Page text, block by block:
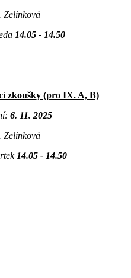
Zelinková
14.05 - 14.50
zkoušky (pro IX. A, B)
6. 11. 2025
Zelinková
14.05 - 14.50